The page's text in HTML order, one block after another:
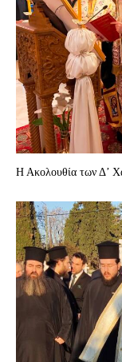
Η Ακολουθία των Δ’